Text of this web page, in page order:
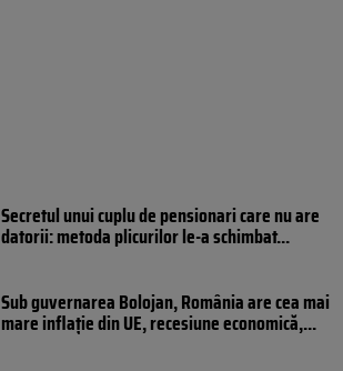
Secretul unui cuplu de pensionari care nu are
datorii: metoda plicurilor le-a schimbat...
Sub guvernarea Bolojan, România are cea mai
mare inflație din UE, recesiune economică,...